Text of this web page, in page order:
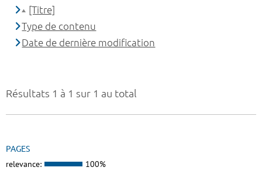
Résultats 1 à 1 sur 1 au total
PAGES
relevance: 100%
[Titre]
Type de contenu
Date de dernière modification